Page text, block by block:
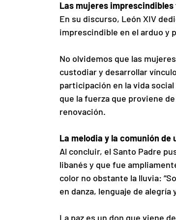
Las mujeres
En su discurso, León XIV
imprescindible en el arduo y
No olvidemos que las
custodiar y desarrollar
participación en la vida
que la fuerza que proviene
renovación.
La melodia y la comunión de
Al concluir, el Santo Padre
libanés y que fue
color no obstante la lluvia:
en danza, lenguaje de
La paz es un don que viene